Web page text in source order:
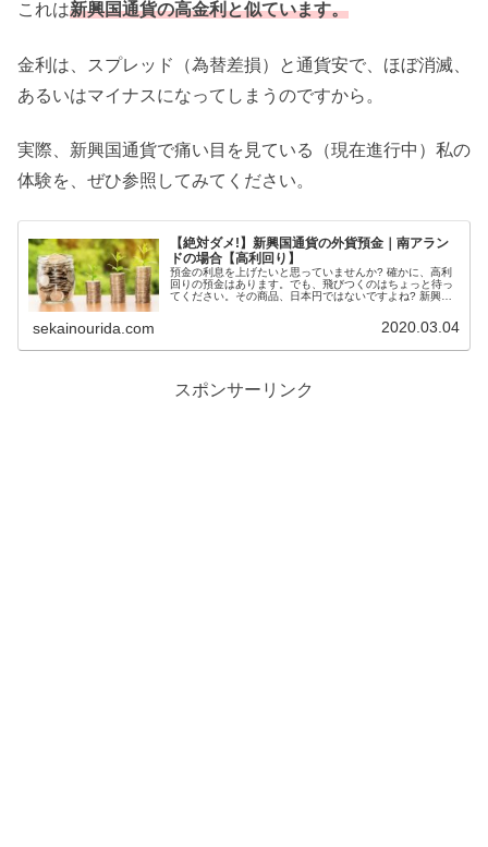
これは新興国通貨の高金利と似ています。
金利は、スプレッド（為替差損）と通貨安で、ほぼ消滅、
あるいはマイナスになってしまうのですから。
実際、新興国通貨で痛い目を見ている（現在進行中）私の
体験を、ぜひ参照してみてください。
【絶対ダメ!】新興国通貨の外貨預金｜南アラン
ドの場合【高利回り】
預金の利息を上げたいと思っていませんか? 確かに、高利
回りの預金はあります。でも、飛びつくのはちょっと待っ
てください。その商品、日本円ではないですよね? 新興国
ればなりません。今日のような状況では、青ざめることに
sekainourida.com 2020.03.04
スポンサーリンク